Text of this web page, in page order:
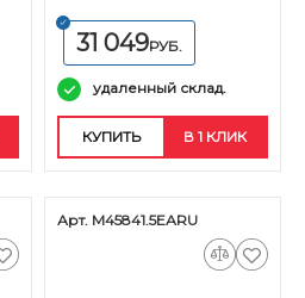
31 049РУБ.
удаленный склад.
КУПИТЬ В 1 КЛИК
Арт. M45841.5ЕАRU